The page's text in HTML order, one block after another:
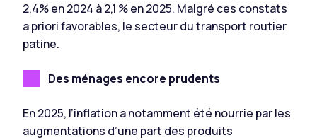
2,4% en 2024 à 2,1 % en 2025. Malgré ces constats
a priori favorables, le secteur du transport routier
patine.
Des ménages encore prudents
En 2025, l’inflation a notamment été nourrie par les
augmentations d’une part des produits